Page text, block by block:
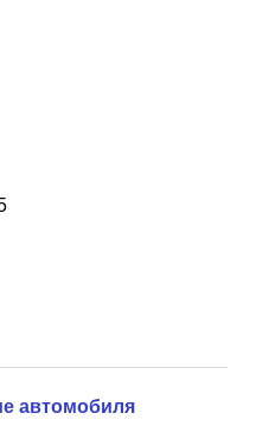
автомобиля